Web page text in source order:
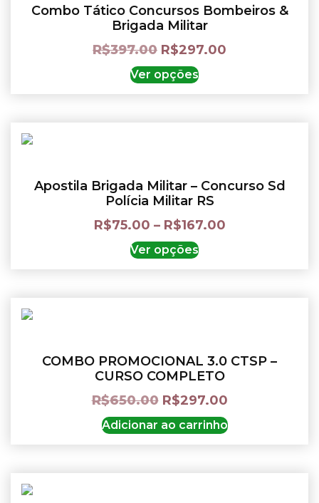
Combo Tático Concursos Bombeiros &
Brigada Militar
R$397.00 R$297.00
Ver opções
Apostila Brigada Militar – Concurso Sd
Polícia Militar RS
R$75.00 – R$167.00
Ver opções
COMBO PROMOCIONAL 3.0 CTSP –
CURSO COMPLETO
R$650.00 R$297.00
Adicionar ao carrinho